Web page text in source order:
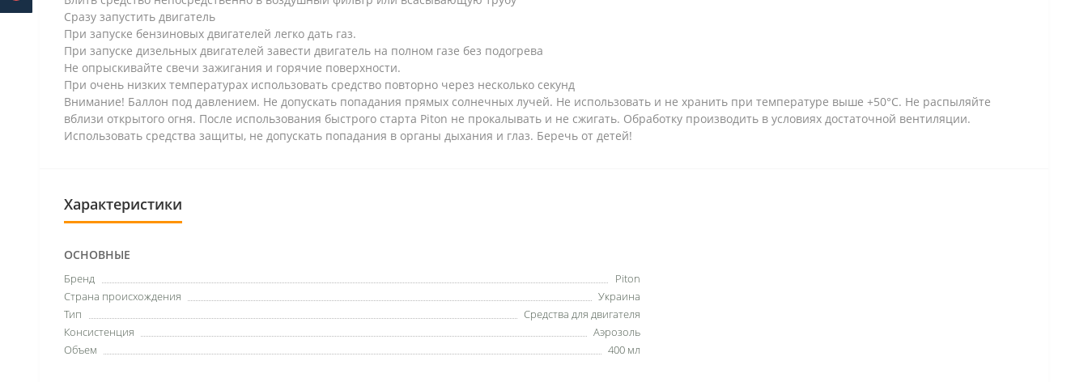
Сразу запустить двигатель
При запуске бензиновых двигателей легко дать газ.
При запуске дизельных двигателей завести двигатель на полном газе без подогрева
Не опрыскивайте свечи зажигания и горячие поверхности.
При очень низких температурах использовать средство повторно через несколько секунд
Внимание! Баллон под давлением. Не допускать попадания прямых солнечных лучей. Не использовать и не хранить при температуре выше +50°С. Не распыляйте
вблизи открытого огня. После использования быстрого старта Piton не прокалывать и не сжигать. Обработку производить в условиях достаточной вентиляции.
Использовать средства защиты, не допускать попадания в органы дыхания и глаз. Беречь от детей!
Характеристики
ОСНОВНЫЕ
Бренд
Piton
Страна происхождения
Украина
Тип
Средства для двигателя
Консистенция
Аэрозоль
Объем
400 мл